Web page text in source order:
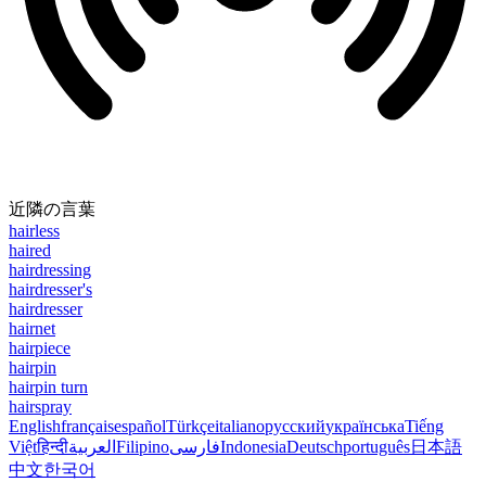
近隣の言葉
hairless
haired
hairdressing
hairdresser's
hairdresser
hairnet
hairpiece
hairpin
hairpin turn
hairspray
EnglishfrançaisespañolTürkçeitalianoрусскийукраїнськаTiếng
Việtहिन्दीالعربية FilipinoفارسیIndonesiaDeutschportuguês日本語
中文한국어